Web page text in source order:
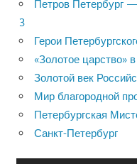
Петров Петербург
3
Герои
«Золотое царство»
Золотой век
Мир благородной
Петербургская
Санкт-Петербург